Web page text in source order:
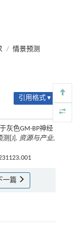
/ 情景预测
引用格式 ▾
灰色GM-BP神经
测[J]. 资源与产业,
下一篇